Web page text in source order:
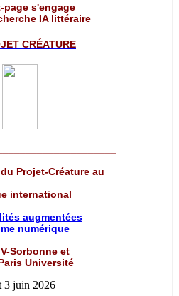
page s'engage
IA littéraire
CRÉATURE
Projet-Créature au
international
augmentées
numérique
Sorbonne et
Université
3 juin 2026